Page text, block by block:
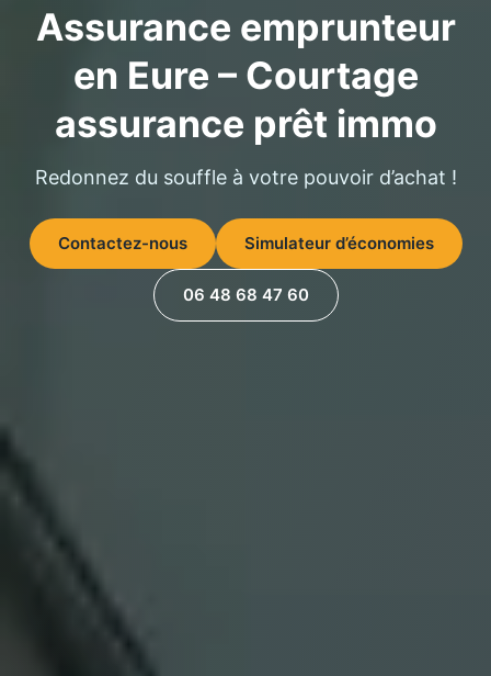
Assurance emprunteur
en Eure – Courtage
assurance prêt immo
Redonnez du souffle à votre pouvoir d’achat !
Contactez-nous Simulateur d’économies
06 48 68 47 60